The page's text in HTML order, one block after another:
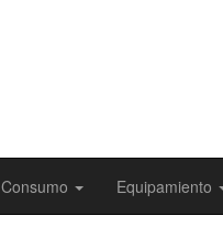
Consumo Equipamiento